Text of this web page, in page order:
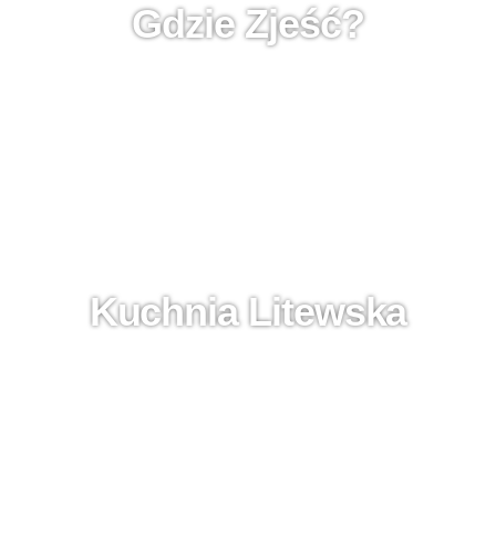
Gdzie Zjeść?
Kuchnia Litewska